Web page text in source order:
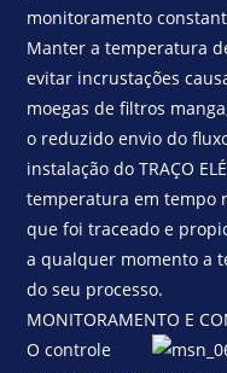
monitoramento
Manter a temperatura
evitar incrustações
moegas de filtros
o reduzido envio do
instalação do TRAÇO
temperatura em tempo
que foi traceado e
a qualquer momento a
do seu processo.
MONITORAMENTO E
O controle